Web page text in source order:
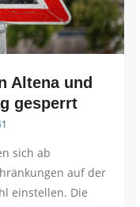
Altena und
gesperrt
sich ab
auf der
einstellen. Die